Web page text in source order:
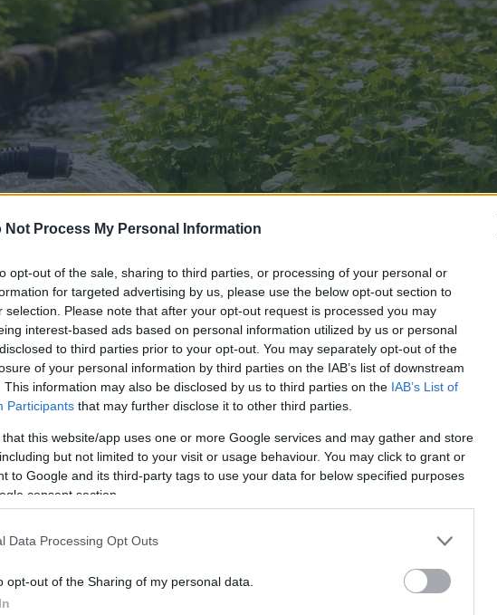
Not Process My Personal Information
opt-out of the sale, sharing to third parties, or processing of your personal or
for targeted advertising by us, please use the below opt-out section to
selection. Please note that after your opt-out request is processed you may
interest-based ads based on personal information utilized by us or personal
to third parties prior to your opt-out. You may separately opt-out of the
of your personal information by third parties on the IAB’s list of downstream
This information may also be disclosed by us to third parties on the IAB’s List of
Participants that may further disclose it to other third parties.
that this website/app uses one or more Google services and may gather and store
but not limited to your visit or usage behaviour. You may click to grant or
to Google and its third-party tags to use your data for below specified purposes
consent section.
Data Processing Opt Outs
opt-out of the Sharing of my personal data.
ale acestei imagini
pentru descărcare de mai jos sunt mai puțin comprimate și au o
- decât imaginile încorporate în articolele și paginile de pe acest
dimensiunea fișierului pentru a reduce consumul de lățime de bandă.